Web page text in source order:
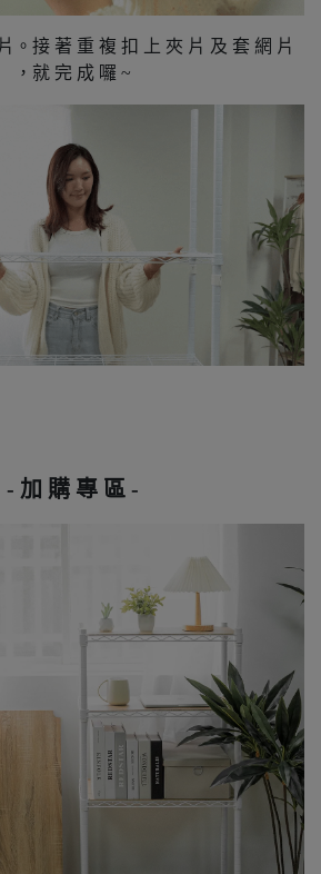
。接 著 重 複 扣 上 夾 片 及 套 網 片
，就 完 成 囉 ~
- 加 購 專 區 -